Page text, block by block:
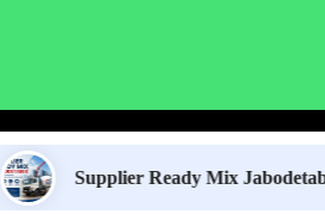
Supplier Ready Mix Jabodetabek